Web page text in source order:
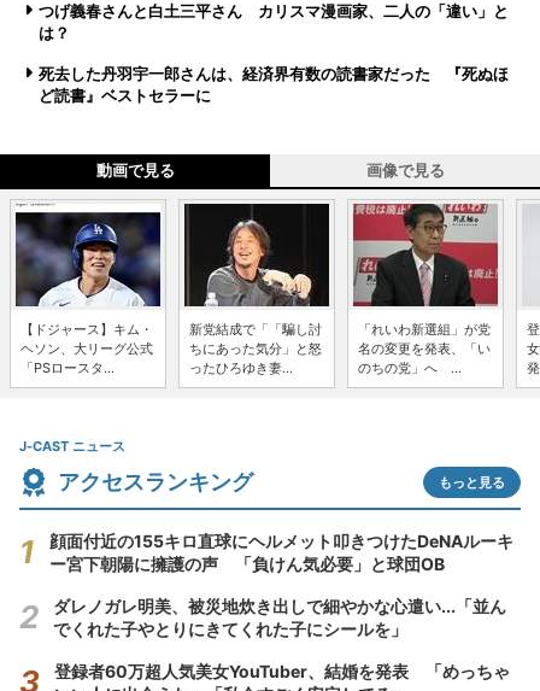
つげ義春さんと白土三平さん カリスマ漫画家、二人の「違い」と
は？
死去した丹羽宇一郎さんは、経済界有数の読書家だった 『死ぬほ
ど読書』ベストセラーに
動画で見る 画像で見る
【ドジャース】キム・
ヘソン、大リーグ公式
「PSロースタ...
新党結成で「「騙し討
ちにあった気分」と怒
ったひろゆき妻...
「れいわ新選組」が党
名の変更を発表、「い
のちの党」へ ...
J-CAST ニュース
アクセスランキング もっと見る
顔面付近の155キロ直球にヘルメット叩きつけたDeNAルーキ
ー宮下朝陽に擁護の声 「負けん気必要」と球団OB
ダレノガレ明美、被災地炊き出しで細やかな心遣い...「並ん
でくれた子やとりにきてくれた子にシールを」
登録者60万超人気美女YouTuber、結婚を発表 「めっちゃ